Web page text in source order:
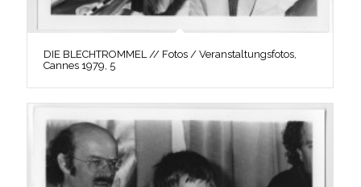
DIE BLECHTROMMEL // Fotos / Veranstaltungsfotos,
Cannes 1979, 5